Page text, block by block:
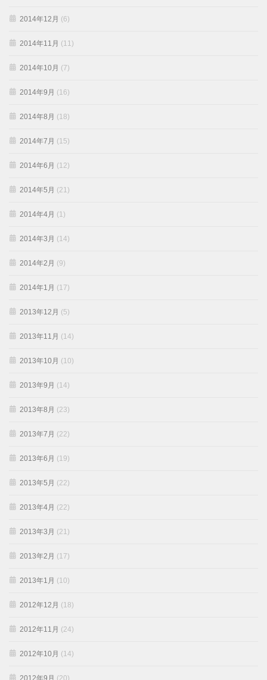
2014年12月 (6)
2014年11月 (11)
2014年10月 (7)
2014年9月 (16)
2014年8月 (18)
2014年7月 (15)
2014年6月 (12)
2014年5月 (21)
2014年4月 (1)
2014年3月 (14)
2014年2月 (9)
2014年1月 (17)
2013年12月 (5)
2013年11月 (14)
2013年10月 (10)
2013年9月 (14)
2013年8月 (23)
2013年7月 (22)
2013年6月 (19)
2013年5月 (22)
2013年4月 (22)
2013年3月 (21)
2013年2月 (17)
2013年1月 (10)
2012年12月 (18)
2012年11月 (24)
2012年10月 (14)